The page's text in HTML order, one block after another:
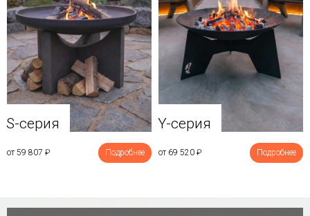
S-серия
от 59 807 ₽ Подробнее
Y-серия
от 69 520 ₽ Подробнее